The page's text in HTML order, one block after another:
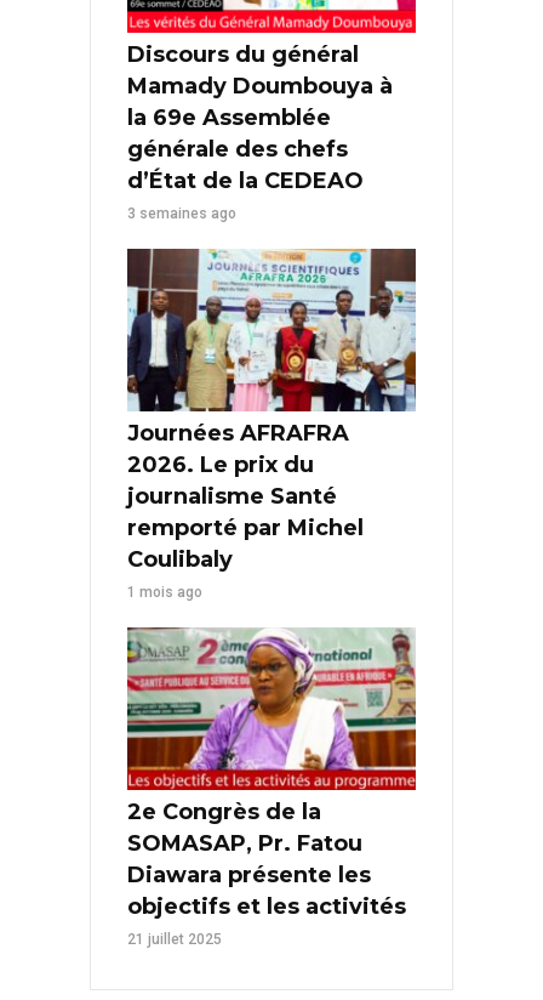
Discours du général
Mamady Doumbouya à
la 69e Assemblée
générale des chefs
d’État de la CEDEAO
3 semaines ago
Journées AFRAFRA
2026. Le prix du
journalisme Santé
remporté par Michel
Coulibaly
1 mois ago
2e Congrès de la
SOMASAP, Pr. Fatou
Diawara présente les
objectifs et les activités
21 juillet 2025